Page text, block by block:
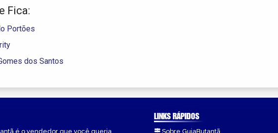
Fica:
Portões
dos Santos
é o vendedor que você queria.
LINKS RÁPIDOS
Sobre GuiaButantã